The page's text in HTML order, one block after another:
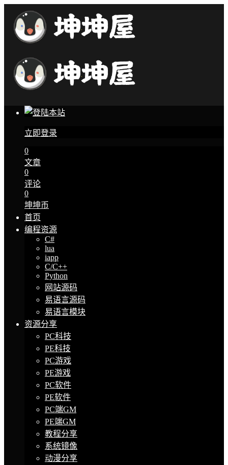
立即登录
0
文章
0
评论
0
坤坤币
首页
编程资源
C#
lua
iapp
C/C++
Python
网站源码
易语言源码
易语言模块
资源分享
PC科技
PE科技
PC游戏
PE游戏
PC软件
PE软件
PC端GM
PE端GM
教程分享
系统镜像
动漫分享